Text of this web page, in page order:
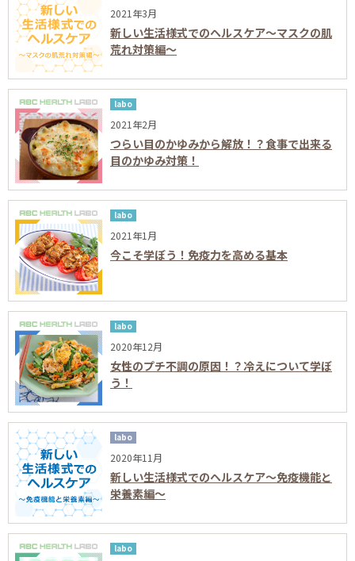
2021年3月
新しい生活様式でのヘルスケア～マスクの肌
荒れ対策編～
labo
2021年2月
つらい目のかゆみから解放！？食事で出来る
目のかゆみ対策！
labo
2021年1月
今こそ学ぼう！免疫力を高める基本
labo
2020年12月
女性のプチ不調の原因！？冷えについて学ぼ
う！
labo
2020年11月
新しい生活様式でのヘルスケア～免疫機能と
栄養素編～
labo